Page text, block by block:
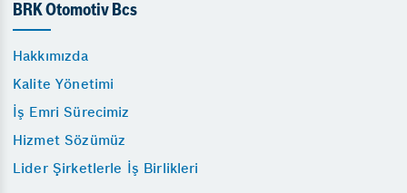
BRK Otomotiv Bcs
Hakkımızda
Kalite Yönetimi
İş Emri Sürecimiz
Hizmet Sözümüz
Lider Şirketlerle İş Birlikleri